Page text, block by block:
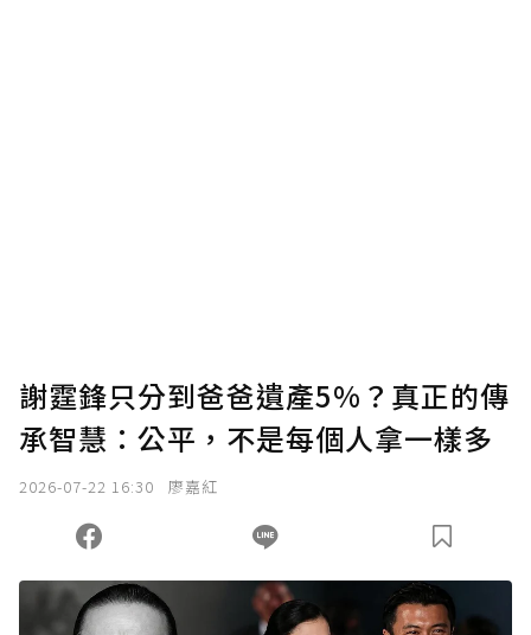
謝霆鋒只分到爸爸遺產5%？真正的傳
承智慧：公平，不是每個人拿一樣多
2026-07-22 16:30 廖嘉紅